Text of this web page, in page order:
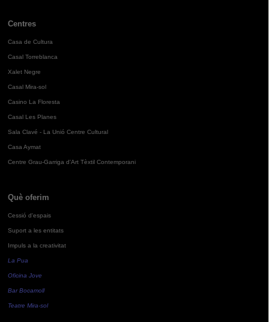
Centres
Casa de Cultura
Casal Torreblanca
Xalet Negre
Casal Mira-sol
Casino La Floresta
Casal Les Planes
Sala Clavé - La Unió Centre Cultural
Casa Aymat
Centre Grau-Garriga d'Art Tèxtil Contemporani
Què oferim
Cessió d'espais
Suport a les entitats
Impuls a la creativitat
La Pua
Oficina Jove
Bar Bocamoll
Teatre Mira-sol